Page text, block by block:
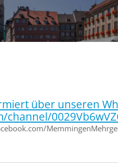
über unseren